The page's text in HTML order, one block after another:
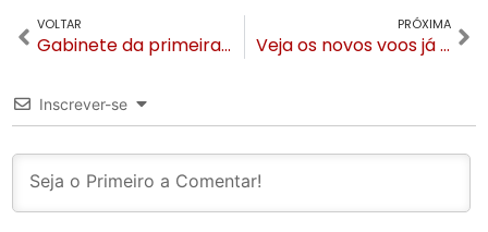
VOLTAR
Gabinete da primeira-dama Jandira Tissot realiza cursos gratuitos em junho
PRÓXIMA
Veja os novos voos já disponíveis nos aeroportos de Caxias do Sul e Florianópolis
Inscrever-se